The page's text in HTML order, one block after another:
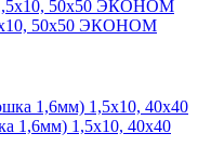
50х50 ЭКОНОМ
1,6мм) 1,5х10, 40х40